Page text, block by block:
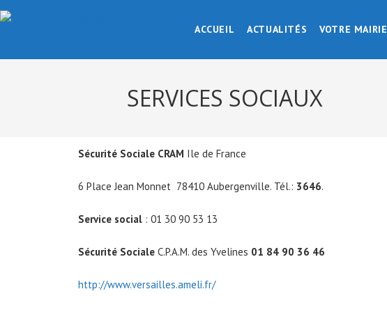
ACCUEIL ACTUALITÉS VOTRE MAIRIE
SERVICES SOCIAUX
Sécurité Sociale CRAM Ile de France
6 Place Jean Monnet 78410 Aubergenville. Tél.: 3646.
Service social : 01 30 90 53 13
Sécurité Sociale C.P.A.M. des Yvelines 01 84 90 36 46
http://www.versailles.ameli.fr/